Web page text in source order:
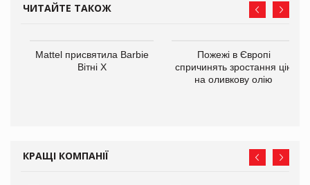
ЧИТАЙТЕ ТАКОЖ
Mattel присвятила Barbie
Вітні Х
Пожежі в Європі
спричинять зростання цін
на оливкову олію
КРАЩІ КОМПАНІЇ